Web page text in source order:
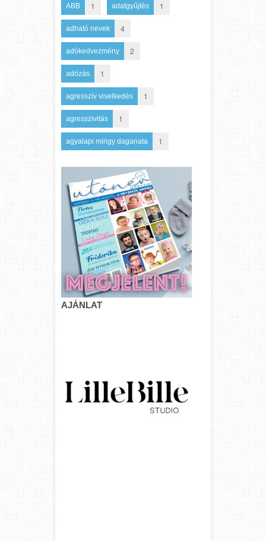
ABB 1 adatgyűjtés 1
adható nevek 4
adókedvezmény 2
adózás 1
agresszív viselkedés 1
agresszivitás 1
agyalapi mirigy daganata 1
AJÁNLAT